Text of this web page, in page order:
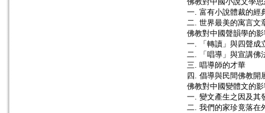
一. 富有小說體裁的經
二. 世界最美的寓言文
佛教對中國聲韻學的
一. 「轉讀」與四聲成
二. 「唱導」與宣講佛
三. 唱導師的才華
四. 倡導與民間佛教開
佛教對中國變體文的
一. 變文產生之因及其
二. 我們的家珍竟落在